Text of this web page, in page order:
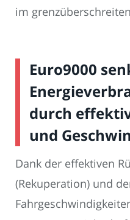
im
Euro9000
durch
und
Dank der effektiven
(Rekuperation) und